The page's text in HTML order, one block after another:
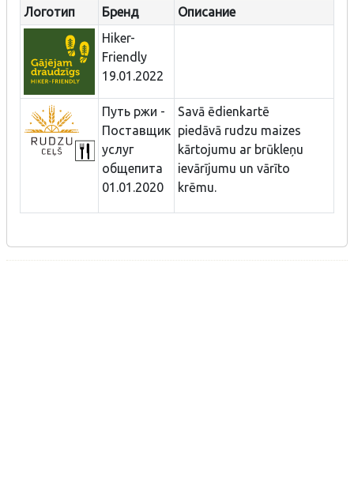
Логотип Бренд
Описание
Hiker-
Friendly
19.01.2022
Путь ржи -
Поставщик
услуг
общепита
01.01.2020
Savā ēdienkartē
piedāvā rudzu maizes
kārtojumu ar brūkleņu
ievārījumu un vārīto
krēmu.